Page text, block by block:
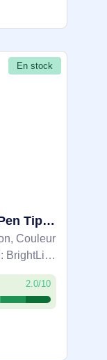
En stock
Epson Replacement Soft Pen Tip - ELPPS04 (12pcs) - V12H776010
Couleur
BrightLink
1460Ui.
du
2.0/10